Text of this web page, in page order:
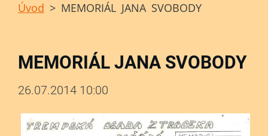
Úvod > MEMORIÁL JANA SVOBODY
MEMORIÁL JANA SVOBODY
26.07.2014 10:00